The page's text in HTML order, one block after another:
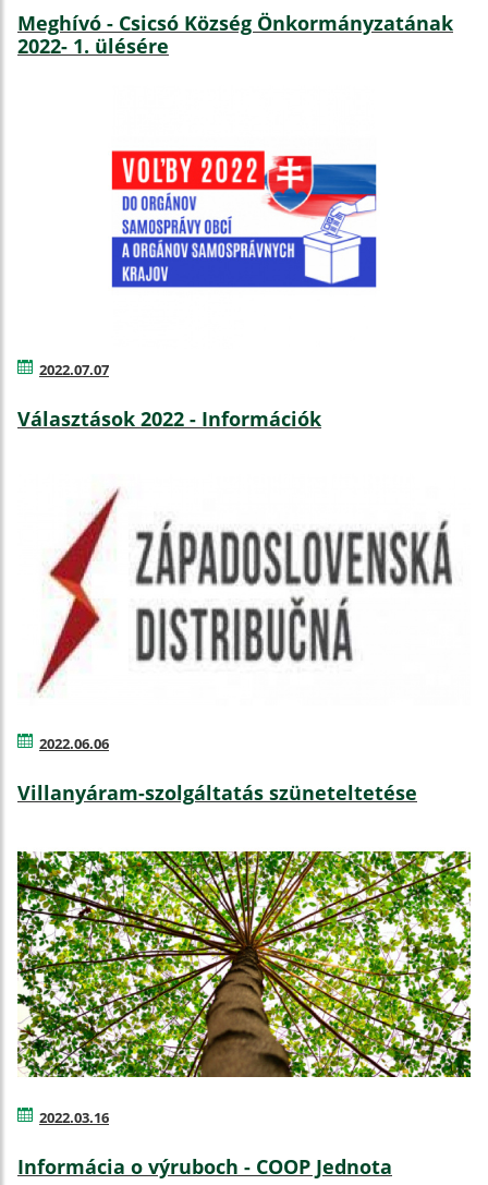
Meghívó - Csicsó Község Önkormányzatának
2022- 1. ülésére
2022.07.07
Választások 2022 - Információk
2022.06.06
Villanyáram-szolgáltatás szüneteltetése
2022.03.16
Informácia o výruboch - COOP Jednota